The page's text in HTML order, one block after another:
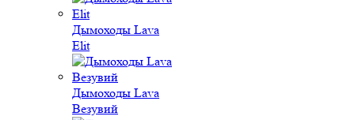
Дымоходы Lava
Elit
Дымоходы Lava
Везувий